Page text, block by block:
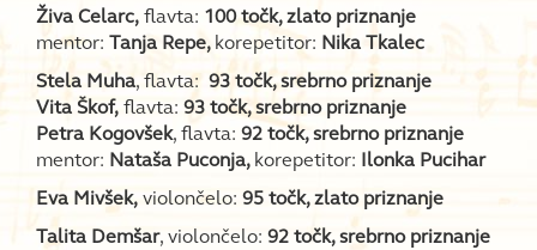
Živa Celarc, flavta: 100 točk, zlato priznanje
mentor: Tanja Repe, korepetitor: Nika Tkalec
Stela Muha, flavta: 93 točk, srebrno priznanje
Vita Škof, flavta: 93 točk, srebrno priznanje
Petra Kogovšek, flavta: 92 točk, srebrno priznanje
mentor: Nataša Puconja, korepetitor: Ilonka Pucihar
Eva Mivšek, violončelo: 95 točk, zlato priznanje
Talita Demšar, violončelo: 92 točk, srebrno priznanje